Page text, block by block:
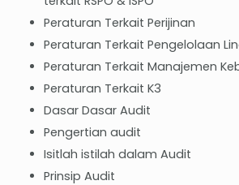
Peraturan Terkait Perijinan
Peraturan Terkait Pengelolaan
Peraturan Terkait Manajemen
Peraturan Terkait K3
Dasar Dasar Audit
Pengertian audit
Isitlah istilah dalam Audit
Prinsip Audit